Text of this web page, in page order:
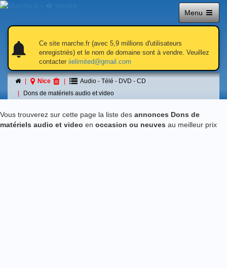
Menu
notifications
notifications
Ce site marche.fr (avec 5,9 millions d'utilisateurs
enregistriés) et le nom de domaine sont à vendre. Veuillez
contacter iielimited@gmail.com
Nice
Audio - Télé - DVD - CD
Dons de matériels audio et video
Dons de matériels audio et video
á Nice
Vous trouverez sur cette page la liste des annonces Dons de
matériels audio et video en occasion ou neuves au meilleur prix